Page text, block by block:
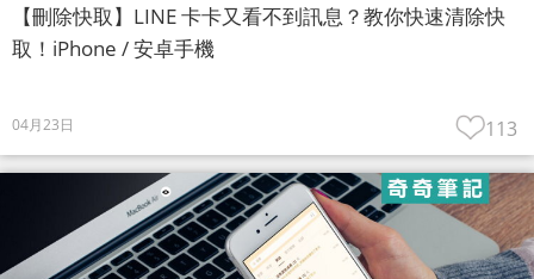
【刪除快取】LINE 卡卡又看不到訊息？教你快速清除快
取！iPhone / 安卓手機
04月23日 113